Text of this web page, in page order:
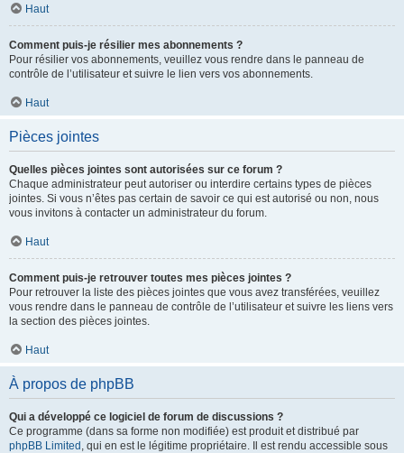
Haut
Comment puis-je résilier mes abonnements ?
Pour résilier vos abonnements, veuillez vous rendre dans le panneau de
contrôle de l’utilisateur et suivre le lien vers vos abonnements.
Haut
Pièces jointes
Quelles pièces jointes sont autorisées sur ce forum ?
Chaque administrateur peut autoriser ou interdire certains types de pièces
jointes. Si vous n’êtes pas certain de savoir ce qui est autorisé ou non, nous
vous invitons à contacter un administrateur du forum.
Haut
Comment puis-je retrouver toutes mes pièces jointes ?
Pour retrouver la liste des pièces jointes que vous avez transférées, veuillez
vous rendre dans le panneau de contrôle de l’utilisateur et suivre les liens vers
la section des pièces jointes.
Haut
À propos de phpBB
Qui a développé ce logiciel de forum de discussions ?
Ce programme (dans sa forme non modifiée) est produit et distribué par
phpBB Limited , qui en est le légitime propriétaire. Il est rendu accessible sous